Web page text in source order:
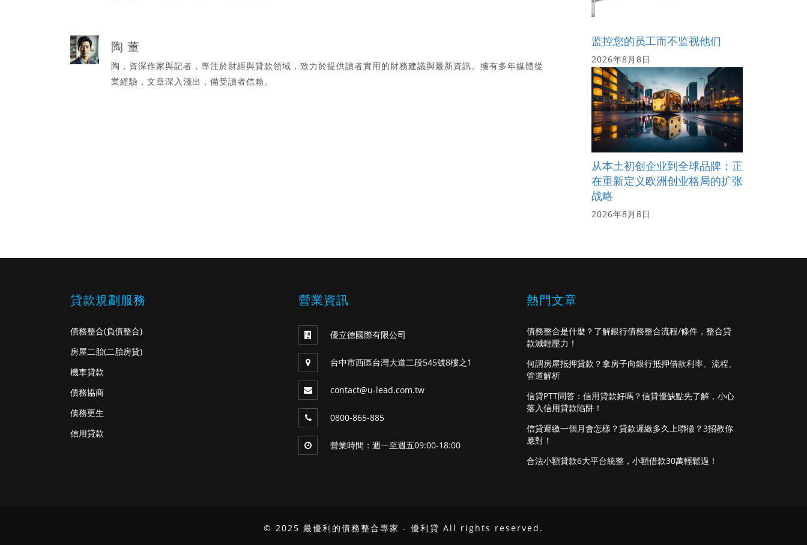
陶 董
陶，資深作家與記者，專注於財經與貸款領域，致力於提供讀者實用的財務建議與最新資訊。擁有多年媒體從
業經驗，文章深入淺出，備受讀者信賴。
监控您的员工而不监视他们
2026年8月8日
从本土初创企业到全球品牌：正
在重新定义欧洲创业格局的扩张
战略
2026年8月8日
貸款規劃服務
債務整合(負債整合)
房屋二胎(二胎房貸)
機車貸款
債務協商
債務更生
信用貸款
營業資訊
優立德國際有限公司
台中市西區台灣大道二段545號8樓之1
contact@u-lead.com.tw
0800-865-885
營業時間：週一至週五09:00-18:00
熱門文章
債務整合是什麼？了解銀行債務整合流程/條件，整合貸
款減輕壓力！
何謂房屋抵押貸款？拿房子向銀行抵押借款利率、流程、
管道解析
信貸PTT問答：信用貸款好嗎？信貸優缺點先了解，小心
落入信用貸款陷阱！
信貸遲繳一個月會怎樣？貸款遲繳多久上聯徵？3招教你
應對！
合法小額貸款6大平台統整，小額借款30萬輕鬆過！
© 2025 最優利的債務整合專家 - 優利貸 All rights reserved.